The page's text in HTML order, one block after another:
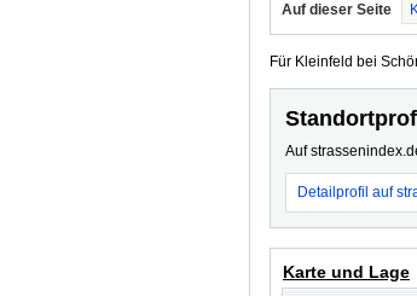
Auf dieser Seite
Für Kleinfeld bei
Auf
Detailprofil auf
Karte und Lage